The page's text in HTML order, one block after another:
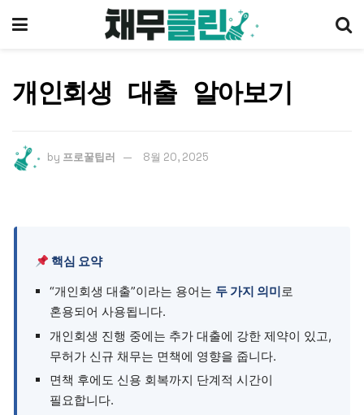
개인회생 대출 알아보기
by 프로꿀팁러 8월 20, 2025
핵심 요약
“개인회생 대출”이라는 용어는 두 가지 의미로
혼용되어 사용됩니다.
개인회생 진행 중에는 추가 대출에 강한 제약이 있고,
무허가 신규 채무는 면책에 영향을 줍니다.
면책 후에도 신용 회복까지 단계적 시간이
필요합니다.